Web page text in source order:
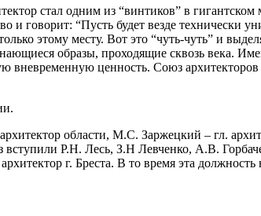
стал одним из “винтиков” в гигантском
говорит: “Пусть будет везде технически
этому месту. Вот это “чуть-чуть” и
образы, проходящие сквозь века.
вневременную ценность. Союз
области, М.С. Заржецкий – гл.
Р.Н. Лесь, З.Н Левченко, А.В.
г. Бреста. В то время эта должность